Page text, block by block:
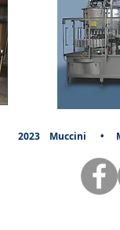
2023 Muccini